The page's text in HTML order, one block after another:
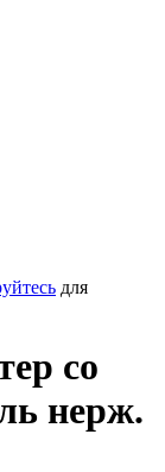
для
со
нерж.